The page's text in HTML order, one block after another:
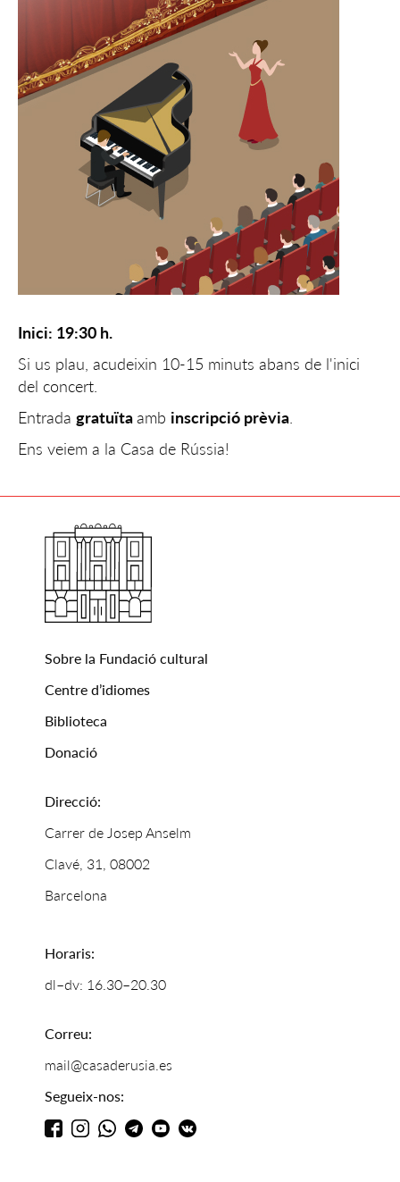
Inici: 19:30 h.
Si us plau, acudeixin 10-15 minuts abans de l'inici
del concert.
Entrada gratuïtaamb inscripció prèvia
Ens veiem a la Casa de Rússia!
Sobre la Fundació cultural
Centre d’idiomes
Biblioteca
Donació
Direcció:
Carrer de Josep Anselm
Clavé, 31, 08002
Barcelona
Horaris:
dl–dv: 16.30–20.30
Correu:
mail@casaderusia.es
Segueix-nos: